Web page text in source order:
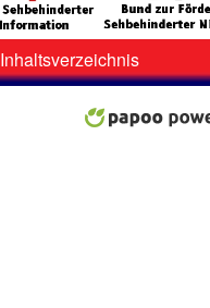
Inhaltsverzeichnis